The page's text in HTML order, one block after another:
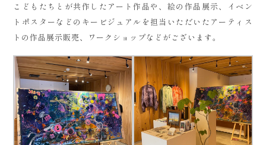
こどもたちとが共作したアート作品や、絵の作品展示、イベン
トポスターなどのキービジュアルを担当いただいたアーティス
トの作品展示販売、ワークショップなどがございます。